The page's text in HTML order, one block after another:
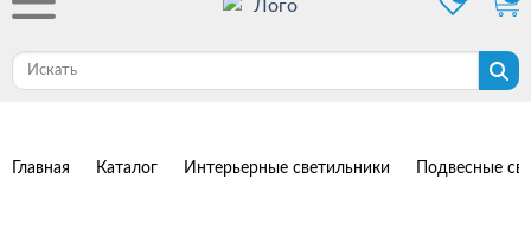
Главная Каталог Интерьерные светильники Подвесные